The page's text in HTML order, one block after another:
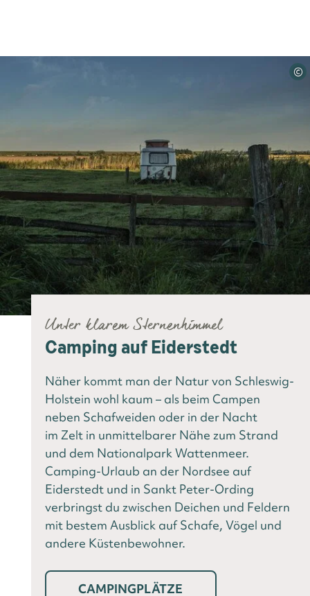
©
Unter klarem Sternenhimmel
Camping auf Eiderstedt
Näher kommt man der Natur von Schleswig-
Holstein wohl kaum – als beim Campen
neben Schafweiden oder in der Nacht
im Zelt in unmittelbarer Nähe zum Strand
und dem Nationalpark Wattenmeer.
Camping-Urlaub an der Nordsee auf
Eiderstedt und in Sankt Peter-Ording
verbringst du zwischen Deichen und Feldern
mit bestem Ausblick auf Schafe, Vögel und
andere Küstenbewohner.
CAMPINGPLÄTZE